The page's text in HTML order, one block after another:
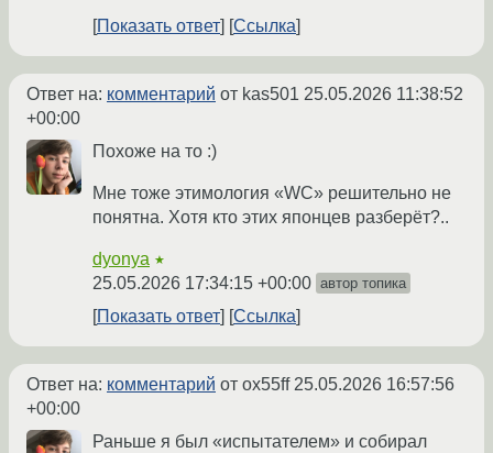
Показать ответ
Ссылка
Ответ на: комментарий от kas501 25.05.2026 11:38:52
+00:00
Похоже на то :)
Мне тоже этимология «WC» решительно не
понятна. Хотя кто этих японцев разберёт?..
dyonya ★
25.05.2026 17:34:15 +00:00 автор топика
Показать ответ Ссылка
Ответ на: комментарий от ox55ff25.05.2026 16:57:56
+00:00
Раньше я был «испытателем» и собирал